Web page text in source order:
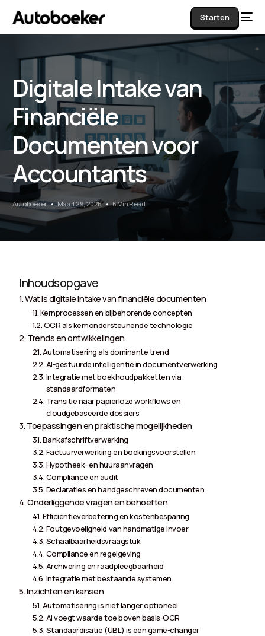
Starten
Digitale Intake van
Financiële
Documenten voor
Accountants
Autoboeker Maart 29, 2026 6 Min Read
Inhoudsopgave
Wat is digitale intake van financiële documenten
Kernprocessen en bijbehorende concepten
OCR als kernondersteunende technologie
Trends en ontwikkelingen
Automatisering als dominante trend
AI-gestuurde intelligentie in documentverwerking
Integratie met boekhoudpakketten via
standaardformaten
Transitie naar papierloze workflows en
cloudgebaseerde dossiers
Toepassingen en praktische mogelijkheden
Bankafschriftverwerking
Factuurverwerking en boekingsvoorstellen
Hypotheek- en huuraanvragen
Compliance en audit
Declaraties en handgeschreven documenten
Onderliggende vragen en behoeften
Efficiëntieverbetering en kostenbesparing
Foutgevoeligheid van handmatige invoer
Schaalbaarheidsvraagstuk
Compliance en regelgeving
Archivering en raadpleegbaarheid
Integratie met bestaande systemen
Inzichten en kansen
Automatisering is niet langer optioneel
AI voegt waarde toe boven basis-OCR
Standaardisatie (UBL) is een game-changer